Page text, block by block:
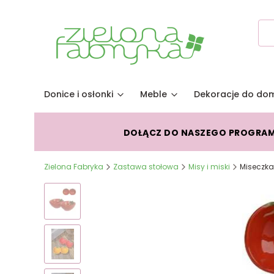
Donice i osłonki Meble Dekoracje do
DOŁĄCZ DO NASZEGO
Zielona Fabryka Zastawa stołowa Misy i miski